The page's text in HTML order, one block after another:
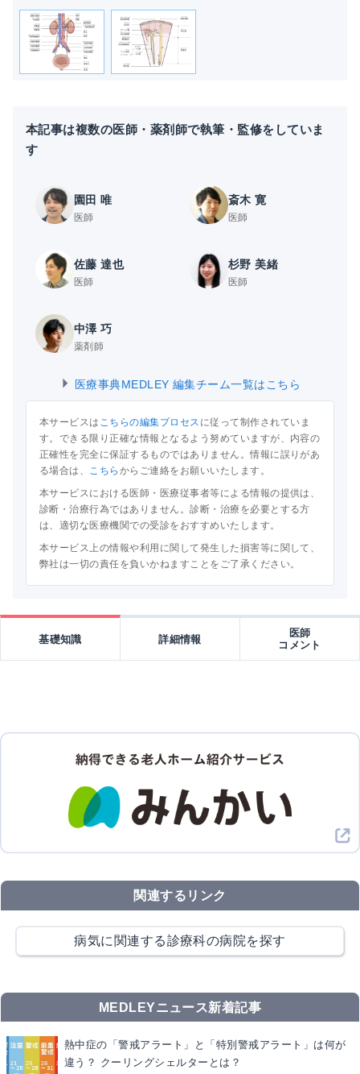
本記事は複数の医師・薬剤師で執筆・監修をしていま
す
園田 唯
医師
斎木 寛
医師
佐藤 達也
医師
杉野 美緒
医師
中澤 巧
薬剤師
医療事典MEDLEY 編集チーム一覧はこちら
本サービスは こちらの編集プロセス に従って制作されていま
す。できる限り正確な情報となるよう努めていますが、内容の
正確性を完全に保証するものではありません。情報に誤りがあ
る場合は、 こちら からご連絡をお願いいたします。
本サービスにおける医師・医療従事者等による情報の提供は、
診断・治療行為ではありません。診断・治療を必要とする方
は、適切な医療機関での受診をおすすめいたします。
本サービス上の情報や利用に関して発生した損害等に関して、
弊社は一切の責任を負いかねますことをご了承ください。
基礎知識 詳細情報
医師
コメント
関連するリンク
病気に関連する診療科の病院を探す
MEDLEYニュース新着記事
熱中症の「警戒アラート」と「特別警戒アラート」は何が
違う？ クーリングシェルターとは？